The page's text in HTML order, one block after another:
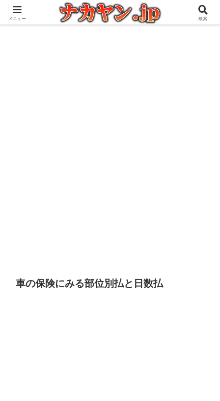
アウトドアとガジェット好きな管理人の愉快な日々を綴るブログ
車の保険にみる部位別払と日数払
メニュー 検索